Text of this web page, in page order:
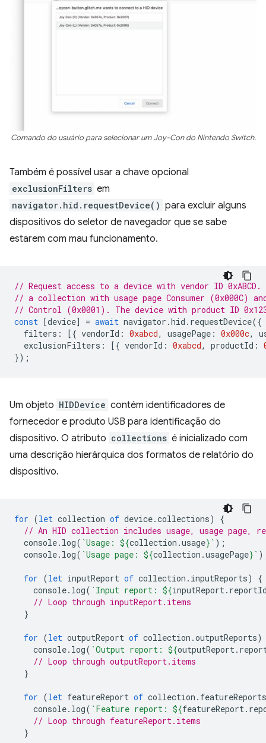
Comando do usuário para selecionar um Joy-Con do Nintendo Switch.
Também é possível usar a chave opcional
exclusionFilters em
navigator.hid.requestDevice() para excluir alguns
dispositivos do seletor de navegador que se sabe
estarem com mau funcionamento.
// Request access to a device with vendor ID
// a collection with usage page Consumer (0x000C) and
// Control (0x0001). The device with product ID
const [device] = await navigator .hid . requestDevice({
filters : [{ vendorId : 0xabcd, usagePage : 0x000c,
exclusionFilters : [{ vendorId : 0xabcd, productId :
});
Um objeto HIDDevice contém identificadores de
fornecedor e produto USB para identificação do
dispositivo. O atributo collections é inicializado com
uma descrição hierárquica dos formatos de relatório do
dispositivo.
for (let collection of device.collections)
{
// An HID collection includes usage, usage page,
console. log( `Usage: ${collection .usage} ` );
console. log( `Usage page: ${collection .usagePage} `
for (let inputReport of collection . inputReports)
{
console. log( `Input report: ${inputReport.
// Loop through inputReport.items
}
for (let outputReport of collection .outputReports)
console. log( `Output report: ${outputReport.
// Loop through outputReport.items
}
for (let featureReport of collection . featureReports
console. log( `Feature report: ${featureReport.
// Loop through featureReport.items
}